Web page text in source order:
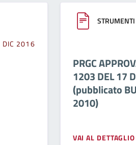
DIC 2016
PRGC
1203 DEL 17
(pubblicato
2010)
VAI AL DETTAGLIO